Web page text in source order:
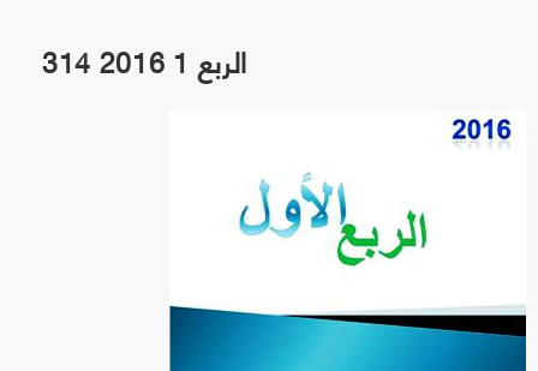
الربع 1 2016 314